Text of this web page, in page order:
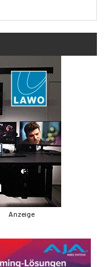
Anzeige